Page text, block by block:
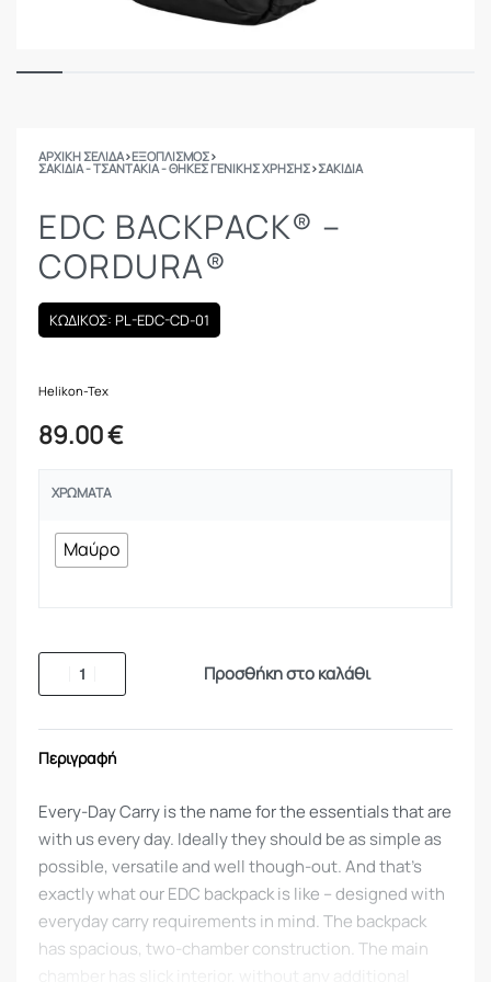
ΑΡΧΙΚΉ ΣΕΛΊΔΑ›ΕΞΟΠΛΙΣΜΟΣ›
ΣΑΚΊΔΙΑ - ΤΣΑΝΤΆΚΙΑ - ΘΉΚΕΣ ΓΕΝΙΚΉΣ ΧΡΉΣΗΣ›ΣΑΚΊΔΙΑ
EDC BACKPACK® –
CORDURA®
ΚΩΔΙΚΟΣ: PL-EDC-CD-01
Helikon-Tex
89.00€
ΧΡΏΜΑΤΑ
Μαύρο
Προσθήκη στο καλάθι
Περιγραφή
Every-Day Carry is the name for the essentials that are
with us every day. Ideally they should be as simple as
possible, versatile and well though-out. And that’s
exactly what our EDC backpack is like – designed with
everyday carry requirements in mind. The backpack
has spacious, two-chamber construction. The main